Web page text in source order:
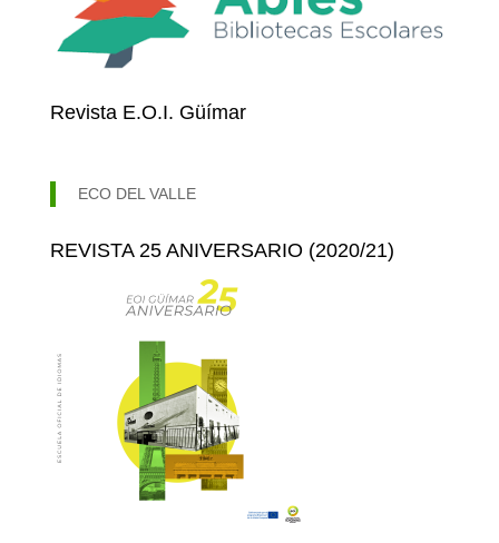
Revista E.O.I. Güímar
ECO DEL VALLE
REVISTA 25 ANIVERSARIO (2020/21)